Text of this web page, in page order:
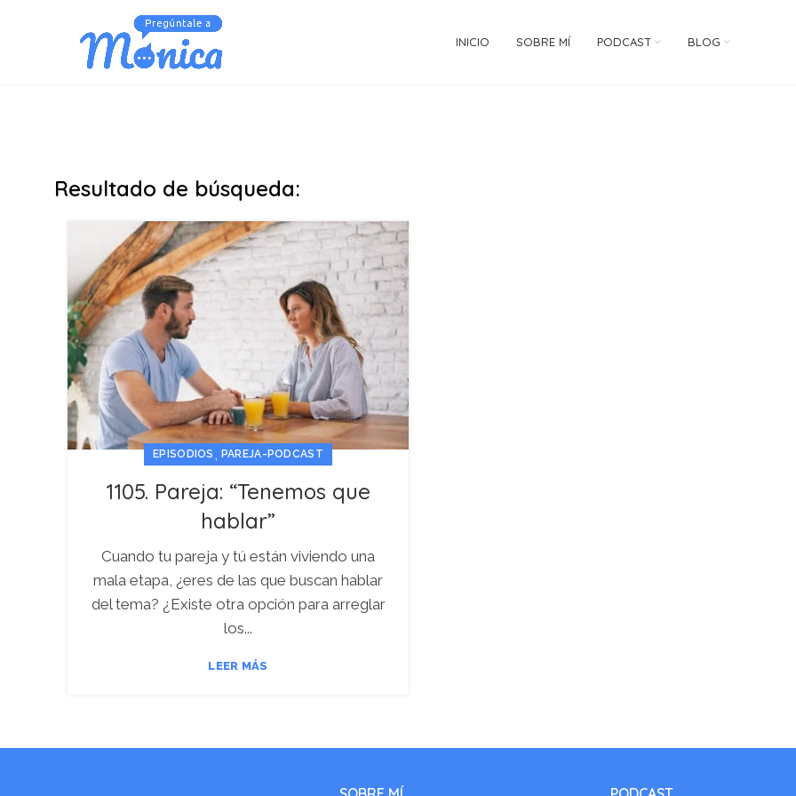
INICIO SOBRE MÍ PODCAST BLOG
Resultado de búsqueda:
EPISODIOS PAREJA-PODCAST
1105. Pareja: “Tenemos que
hablar”
Cuando tu pareja y tú están viviendo una
mala etapa, ¿eres de las que buscan hablar
del tema? ¿Existe otra opción para arreglar
los...
LEER MÁS